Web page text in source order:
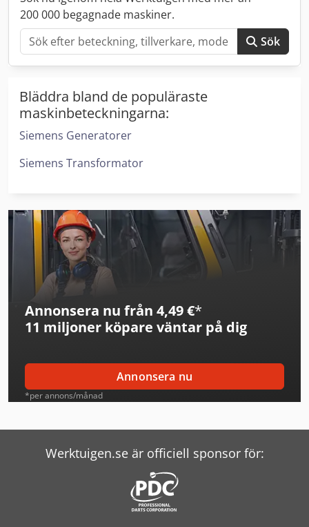
200 000 begagnade maskiner.
Sök
Bläddra bland de populäraste
maskinbeteckningarna:
Siemens Generatorer
Siemens Transformator
Annonsera nu från 4,49 €*
11 miljoner köpare väntar på dig
Annonsera nu
*per annons/månad
Werktuigen.se är officiell sponsor för: